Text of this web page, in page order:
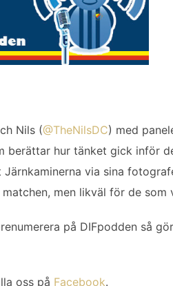
Nils (@TheNilsDC) med
berättar hur tänket gick inför
via sina
men likväl för de som
på DIFpodden så
oss på Facebook.